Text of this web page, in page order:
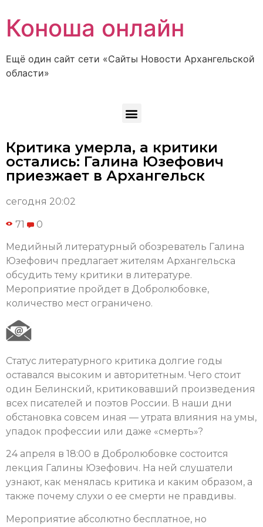
Коноша онлайн
Ещё один сайт сети «Сайты Новости Архангельской
области»
Критика умерла, а критики
остались: Галина Юзефович
приезжает в Архангельск
сегодня 20:02
71 0
Медийный литературный обозреватель Галина
Юзефович предлагает жителям Архангельска
обсудить тему критики в литературе.
Мероприятие пройдет в Добролюбовке,
количество мест ограничено.
Статус литературного критика долгие годы
оставался высоким и авторитетным. Чего стоит
один Белинский, критиковавший произведения
всех писателей и поэтов России. В наши дни
обстановка совсем иная — утрата влияния на умы,
упадок профессии или даже «смерть»?
24 апреля в 18:00 в Добролюбовке состоится
лекция Галины Юзефович. На ней слушатели
узнают, как менялась критика и каким образом, а
также почему слухи о ее смерти не правдивы.
Мероприятие абсолютно бесплатное, но